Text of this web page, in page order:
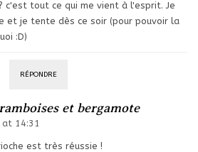
c'est tout ce qui me vient à l'esprit. Je
et je tente dès ce soir (pour pouvoir la
:D)
RÉPONDRE
et bergamote
14:31
est très réussie !